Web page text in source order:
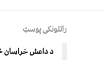
راتلونکی پوسټ
د داعش خراسان